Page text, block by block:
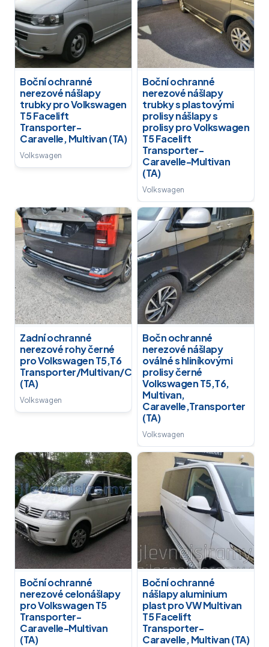
Boční ochranné
nerezové nášlapy
trubky pro Volkswagen
T5 Facelift
Transporter-
Caravelle, Multivan (TA)
Volkswagen
Boční ochranné
nerezové nášlapy
trubky s plastovými
prolisy nášlapy s
prolisy pro Volkswagen
T5 Facelift
Transporter-
Caravelle-Multivan
(TA)
Volkswagen
Zadní ochranné
nerezové rohy černé
pro Volkswagen T5,T6
Transporter/Multivan/Caravelle
(TA)
Volkswagen
Bočn ochranné
nerezové nášlapy
oválné s hliníkovými
prolisy černé
Volkswagen T5,T6,
Multivan,
Caravelle,Transporter
(TA)
Volkswagen
Boční ochranné
nerezové celonášlapy
pro Volkswagen T5
Transporter-
Caravelle-Multivan
(TA)
Boční ochranné
nášlapy aluminium
plast pro VW Multivan
T5 Facelift
Transporter-
Caravelle, Multivan (TA)